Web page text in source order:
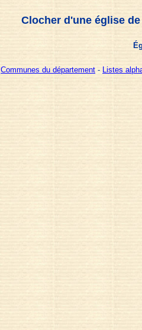
Clocher d'une église
Communes du département - Listes